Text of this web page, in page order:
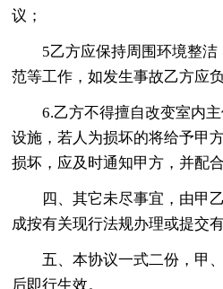
议；
5乙方应保持周围环境整
范等工作，如发生事故乙方应
6.乙方不得擅自改变室内
设施，若人为损坏的将给予甲
损坏，应及时通知甲方，并配
四、其它未尽事宜，由甲
成按有关现行法规办理或提交
五、本协议一式二份，甲
后即行生效。